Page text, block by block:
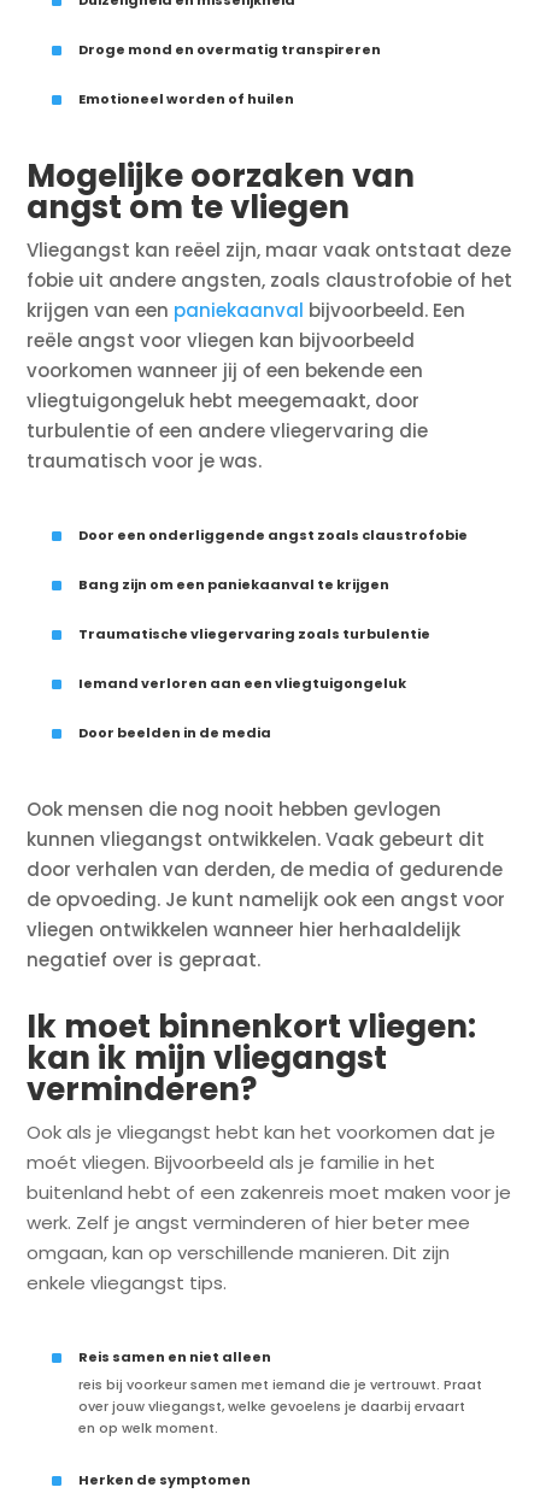
^ Droge mond en overmatig transpireren
^ Emotioneel worden of huilen
Mogelijke oorzaken van
angst om te vliegen
Vliegangst kan reëel zijn, maar vaak ontstaat deze
fobie uit andere angsten, zoals claustrofobie of het
krijgen van een paniekaanval bijvoorbeeld. Een
reële angst voor vliegen kan bijvoorbeeld
voorkomen wanneer jij of een bekende een
vliegtuigongeluk hebt meegemaakt, door
turbulentie of een andere vliegervaring die
traumatisch voor je was.
^ Door een onderliggende angst zoals claustrofobie
^ Bang zijn om een paniekaanval te krijgen
^ Traumatische vliegervaring zoals turbulentie
^ Iemand verloren aan een vliegtuigongeluk
^ Door beelden in de media
Ook mensen die nog nooit hebben gevlogen
kunnen vliegangst ontwikkelen. Vaak gebeurt dit
door verhalen van derden, de media of gedurende
de opvoeding. Je kunt namelijk ook een angst voor
vliegen ontwikkelen wanneer hier herhaaldelijk
negatief over is gepraat.
Ik moet binnenkort vliegen:
kan ik mijn vliegangst
verminderen?
Ook als je vliegangst hebt kan het voorkomen dat je
moét vliegen. Bijvoorbeeld als je familie in het
buitenland hebt of een zakenreis moet maken voor je
werk. Zelf je angst verminderen of hier beter mee
omgaan, kan op verschillende manieren. Dit zijn
enkele vliegangst tips.
^
Reis samen en niet alleen
reis bij voorkeur samen met iemand die je vertrouwt. Praat
over jouw vliegangst, welke gevoelens je daarbij ervaart
en op welk moment.
^
Herken de symptomen